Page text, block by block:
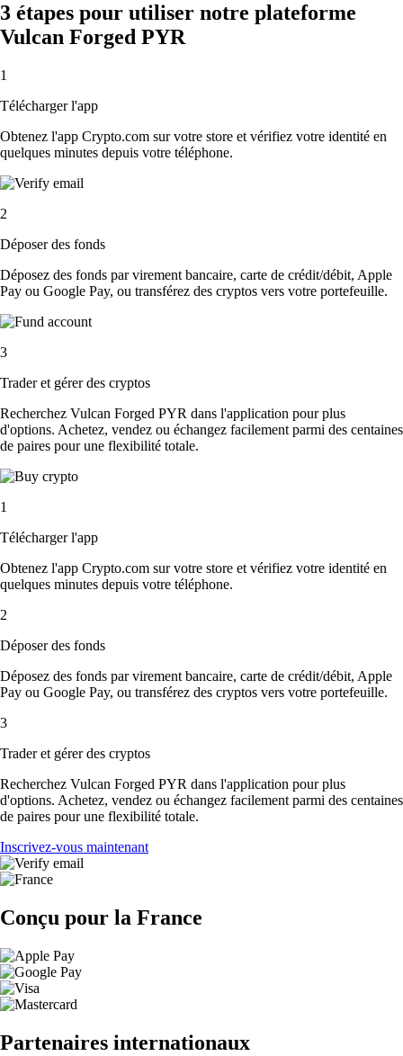
3 étapes pour utiliser notre plateforme
Vulcan Forged PYR
1
Télécharger l'app
Obtenez l'app Crypto.com sur votre store et vérifiez votre identité en
quelques minutes depuis votre téléphone.
2
Déposer des fonds
Déposez des fonds par virement bancaire, carte de crédit/débit, Apple
Pay ou Google Pay, ou transférez des cryptos vers votre portefeuille.
3
Trader et gérer des cryptos
Recherchez Vulcan Forged PYR dans l'application pour plus
d'options. Achetez, vendez ou échangez facilement parmi des centaines
de paires pour une flexibilité totale.
1
Télécharger l'app
Obtenez l'app Crypto.com sur votre store et vérifiez votre identité en
quelques minutes depuis votre téléphone.
2
Déposer des fonds
Déposez des fonds par virement bancaire, carte de crédit/débit, Apple
Pay ou Google Pay, ou transférez des cryptos vers votre portefeuille.
3
Trader et gérer des cryptos
Recherchez Vulcan Forged PYR dans l'application pour plus
d'options. Achetez, vendez ou échangez facilement parmi des centaines
de paires pour une flexibilité totale.
Inscrivez-vous maintenant
Conçu pour la France
Partenaires internationaux